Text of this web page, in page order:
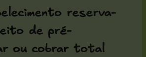
reserva-
de pré-
ou cobrar total